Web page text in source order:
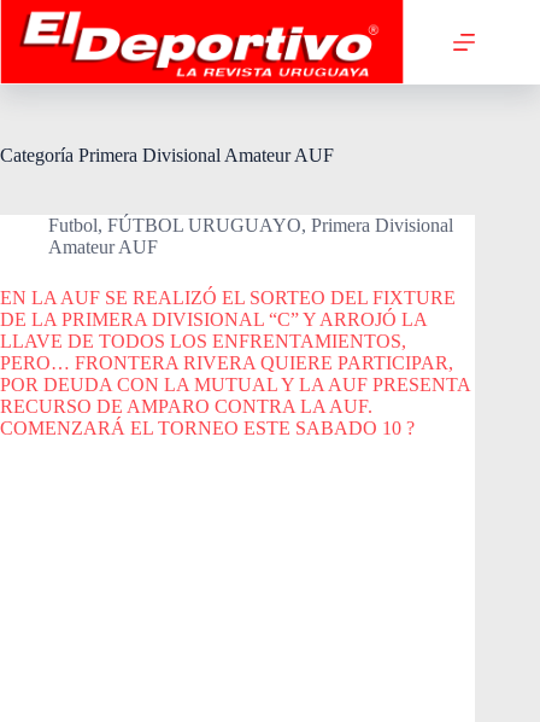
Saltar
contenido
Categoría Primera Divisional Amateur AUF
Futbol, FÚTBOL URUGUAYO, Primera Divisional
Amateur AUF
EN LA AUF SE REALIZÓ EL SORTEO DEL FIXTURE
DE LA PRIMERA DIVISIONAL “C” Y ARROJÓ LA
LLAVE DE TODOS LOS ENFRENTAMIENTOS,
PERO… FRONTERA RIVERA QUIERE PARTICIPAR,
POR DEUDA CON LA MUTUAL Y LA AUF PRESENTA
RECURSO DE AMPARO CONTRA LA AUF.
COMENZARÁ EL TORNEO ESTE SABADO 10 ?